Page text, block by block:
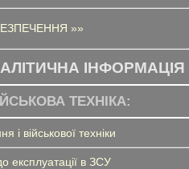
»»
ІНФОРМАЦІЯ
ТЕХНІКА:
і військової техніки
експлуатації в ЗСУ